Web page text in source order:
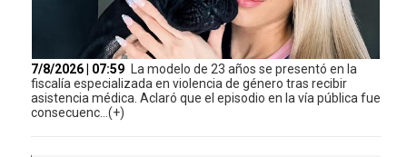
7/8/2026 | 07:59 La modelo de 23 años se presentó en la
fiscalía especializada en violencia de género tras recibir
asistencia médica. Aclaró que el episodio en la vía pública fue
consecuenc...(+)